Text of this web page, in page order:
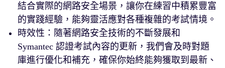
結合實際的網路安全場景，讓你在練習中積累豐富
的實踐經驗，能夠靈活應對各種複雜的考試情境。
時效性：隨著網路安全技術的不斷發展和
Symantec 認證考試內容的更新，我們會及時對題
庫進行優化和補充，確保你始終能夠獲取到最新、